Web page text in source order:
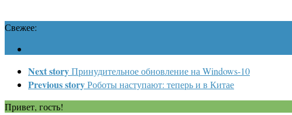
Свежее:
Next storyПринудительное обновление на Windows-10
Previous storyРоботы наступают: теперь и в Китае
Привет, гость!